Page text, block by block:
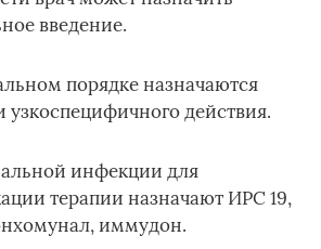
введение.
порядке назначаются
узкоспецифичного действия.
инфекции для
терапии назначают ИРС 19,
иммудон.